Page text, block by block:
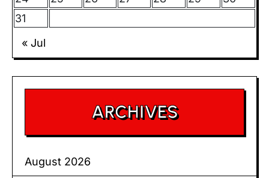
31
« Jul
ARCHIVES
August 2026